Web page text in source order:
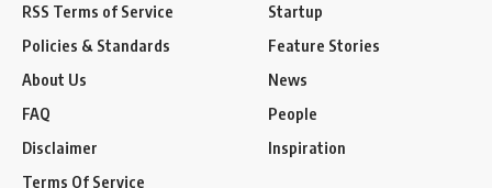
RSS Terms of Service
Policies & Standards
About Us
FAQ
Disclaimer
Terms Of Service
Startup
Feature Stories
News
People
Inspiration